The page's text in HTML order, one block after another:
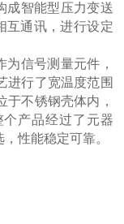
成智能型压力变送
互通讯，进行设定
信号测量元件，
进行了宽温度范围
于不锈钢壳体内，
产品经过了元器
性能稳定可靠。